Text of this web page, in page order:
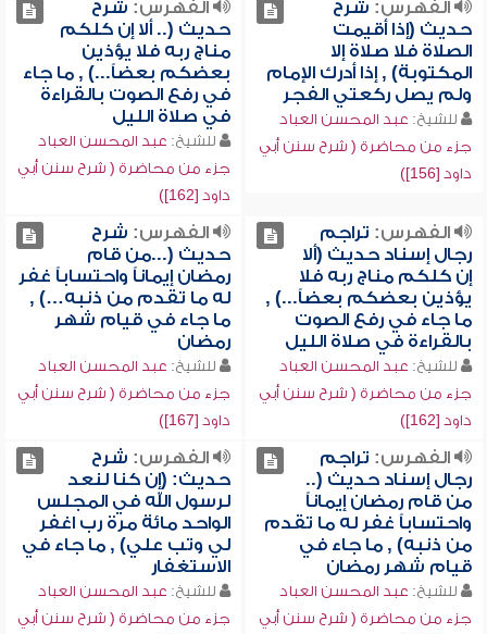
الفهرس: شرح
حديث (إذا أقيمت
الصلاة فلا صلاة إلا
المكتوبة) , إذا أدرك الإمام
ولم يصل ركعتي الفجر
للشيخ: عبد المحسن العباد
جزء من محاضرة ( شرح سنن أبي
داود [156])
الفهرس: شرح
حديث (.. ألا إن كلكم
مناج ربه فلا يؤذين
بعضكم بعضاً...) , ما جاء
في رفع الصوت بالقراءة
في صلاة الليل
للشيخ: عبد المحسن العباد
جزء من محاضرة ( شرح سنن أبي
داود [162])
الفهرس: تراجم
رجال إسناد حديث (ألا
إن كلكم مناج ربه فلا
يؤذين بعضكم بعضاً...) ,
ما جاء في رفع الصوت
بالقراءة في صلاة الليل
للشيخ: عبد المحسن العباد
جزء من محاضرة ( شرح سنن أبي
داود [162])
الفهرس: شرح
حديث (...من قام
رمضان إيماناً واحتساباً غفر
له ما تقدم من ذنبه…) ,
ما جاء في قيام شهر
رمضان
للشيخ: عبد المحسن العباد
جزء من محاضرة ( شرح سنن أبي
داود [167])
الفهرس: تراجم
رجال إسناد حديث (..
من قام رمضان إيماناً
واحتساباً غفر له ما تقدم
من ذنبه) , ما جاء في
قيام شهر رمضان
للشيخ: عبد المحسن العباد
جزء من محاضرة ( شرح سنن أبي
الفهرس: شرح
حديث: (إن كنا لنعد
لرسول الله في المجلس
الواحد مائة مرة رب اغفر
لي وتب علي) , ما جاء في
الاستغفار
للشيخ: عبد المحسن العباد
جزء من محاضرة ( شرح سنن أبي